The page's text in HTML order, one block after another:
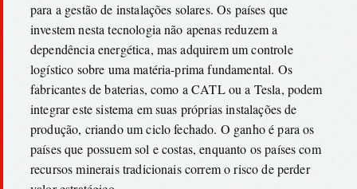
para a gestão de instalações solares. Os países que
investem nesta tecnologia não apenas reduzem a
dependência energética, mas adquirem um controle
logístico sobre uma matéria-prima fundamental. Os
fabricantes de baterias, como a CATL ou a Tesla, podem
integrar este sistema em suas próprias instalações de
produção, criando um ciclo fechado. O ganho é para os
países que possuem sol e costas, enquanto os países com
recursos minerais tradicionais correm o risco de perder